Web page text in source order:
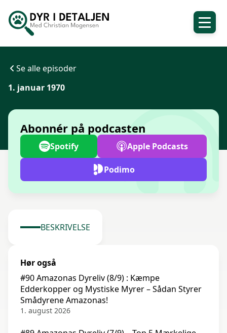
Se alle episoder
1. januar 1970
Abonnér på podcasten
Spotify Apple Podcasts
Podimo
BESKRIVELSE
Hør også
#90 Amazonas Dyreliv (8/9) : Kæmpe
Edderkopper og Mystiske Myrer – Sådan Styrer
Smådyrene Amazonas!
1. august 2026